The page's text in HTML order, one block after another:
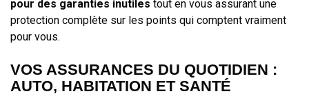
pour des garanties inutiles tout en vous assurant une
protection complète sur les points qui comptent vraiment
pour vous.
VOS ASSURANCES DU QUOTIDIEN :
AUTO, HABITATION ET SANTÉ